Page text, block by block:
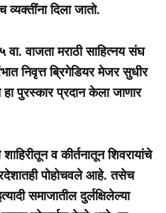
व्यक्तींना दिला जातो.
वाजता मराठी साहित्नय संघ
निवृत्त ब्रिगेडियर मेजर सुधीर
हा पुरस्कार प्रदान केला जाणार
व कीर्तनातून शिवरायांचे
पोहोचवले आहे. तसेच
समाजातील दुर्लक्षिलेल्या